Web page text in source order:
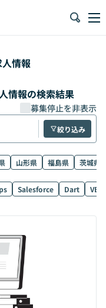
情報
情報の検索結果
募集停止を非表示
絞り込み
山形県 福島県
茨城県
Salesforce Dart